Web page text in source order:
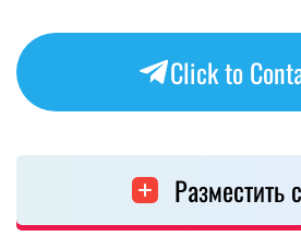
Click to
Разместить